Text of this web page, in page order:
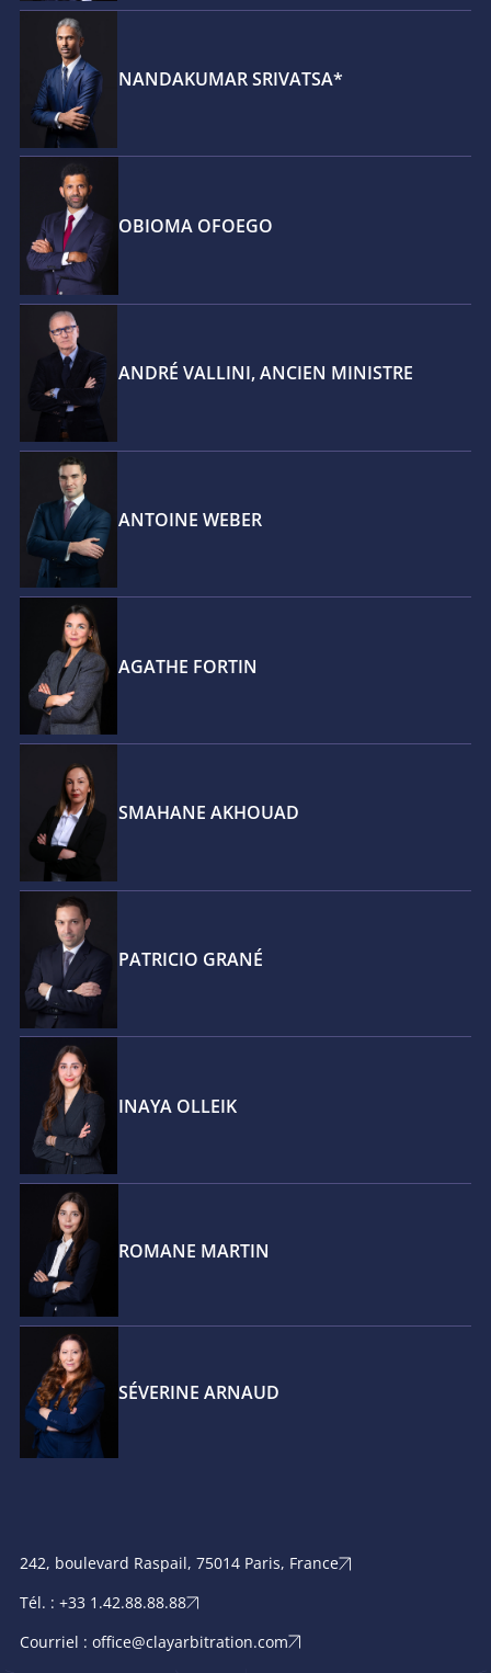
NANDAKUMAR SRIVATSA*
OBIOMA OFOEGO
ANDRÉ VALLINI, ANCIEN MINISTRE
ANTOINE WEBER
AGATHE FORTIN
SMAHANE AKHOUAD
PATRICIO GRANÉ
INAYA OLLEIK
ROMANE MARTIN
SÉVERINE ARNAUD
242, boulevard Raspail, 75014 Paris, France
Tél. : +33 1.42.88.88.88
Courriel : office@clayarbitration.com